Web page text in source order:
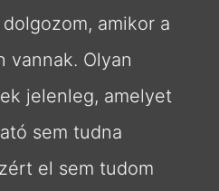
amikor a
vannak. Olyan
jelenleg, amelyet
sem tudna
el sem tudom